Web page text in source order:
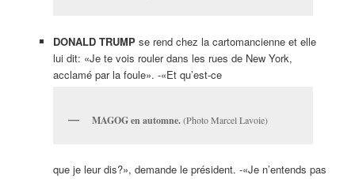
DONALD TRUMP se rend chez la cartomancienne et elle
lui dit: «Je te vois rouler dans les rues de New York,
acclamé par la foule». -«Et qu’est-ce
MAGOG en automne.(Photo Marcel Lavoie)
que je leur dis?», demande le président. -«Je n’entends pas